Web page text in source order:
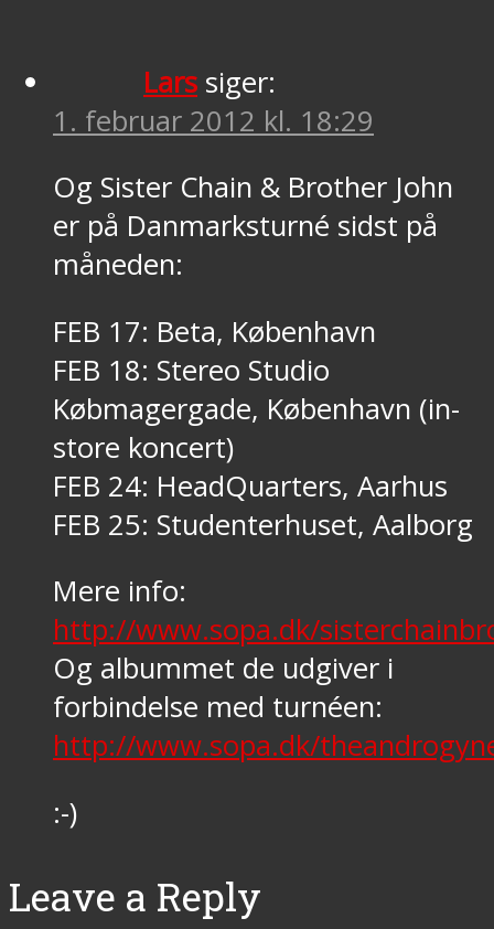
Lars siger:
1. februar 2012 kl. 18:29
Og Sister Chain & Brother John
er på Danmarksturné sidst på
måneden:
FEB 17: Beta, København
FEB 18: Stereo Studio
Købmagergade, København (in-
store koncert)
FEB 24: HeadQuarters, Aarhus
FEB 25: Studenterhuset, Aalborg
Mere info:
http://www.sopa.dk/
Og albummet de udgiver i
forbindelse med turnéen:
http://www.sopa.dk/
:-)
Leave a Reply